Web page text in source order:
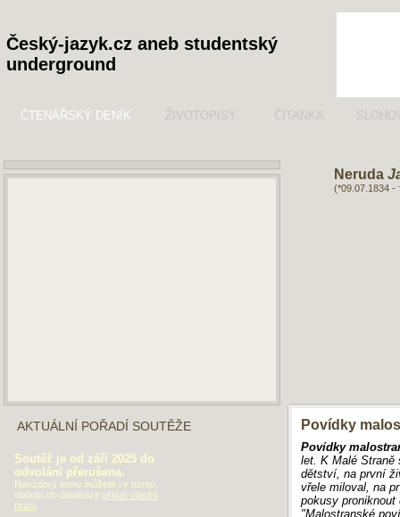
Český-jazyk.cz aneb studentský
underground
ČTENÁŘSKÝ DENÍK ŽIVOTOPISY ČÍTANKA
Neruda
(*09.07.1834 -
Povídky
Povídky
let. K Malé
dětství, na první
vřele miloval, na
pokusy
"Malostranské
AKTUÁLNÍ POŘADÍ SOUTĚŽE
Soutěž je od září 2025 do
odvolání přerušena.
Navzdory tomu můžete i v tomto
období do databáze přidat vlastní
práci